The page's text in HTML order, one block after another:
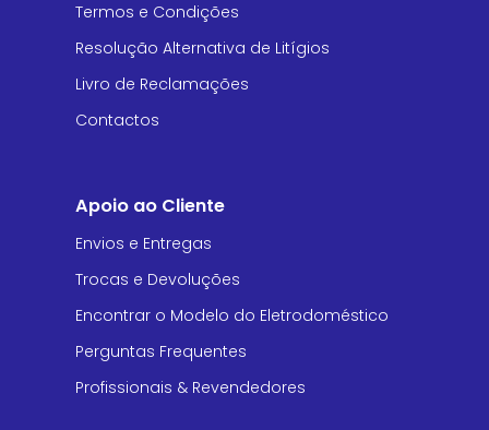
Termos e Condições
Resolução Alternativa de Litígios
Livro de Reclamações
Contactos
Apoio ao Cliente
Envios e Entregas
Trocas e Devoluções
Encontrar o Modelo do Eletrodoméstico
Perguntas Frequentes
Profissionais & Revendedores